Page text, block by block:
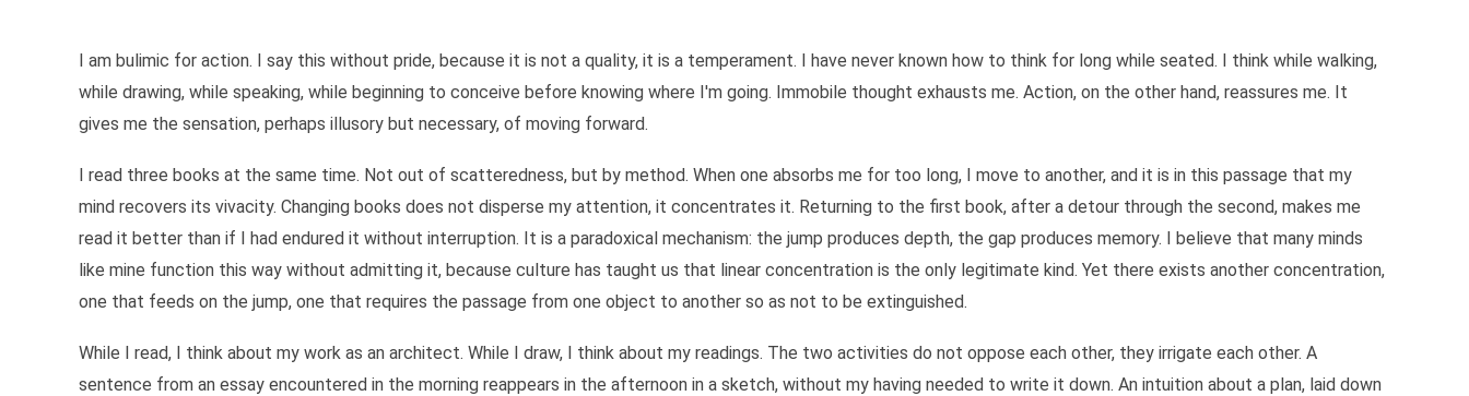
Je ne sais pas si mon mode de fonctionnement est généralisable, je ne pense pas qu'il soit recommandable à tous. Certains travaillent mieux dans la concentration unique, dans
Il y a des choses que l'on n'apprend pas à dompter. On apprend juste à ne plus s'en excuser., Manal Rachdi
I am bulimic for action. I say this without pride, because it is not a quality, it is a temperament. I have never known how to think for long while seated. I think while walking,
while drawing, while speaking, while beginning to conceive before knowing where I'm going. Immobile thought exhausts me. Action, on the other hand, reassures me. It
gives me the sensation, perhaps illusory but necessary, of moving forward.
I read three books at the same time. Not out of scatteredness, but by method. When one absorbs me for too long, I move to another, and it is in this passage that my
mind recovers its vivacity. Changing books does not disperse my attention, it concentrates it. Returning to the first book, after a detour through the second, makes me
read it better than if I had endured it without interruption. It is a paradoxical mechanism: the jump produces depth, the gap produces memory. I believe that many minds
like mine function this way without admitting it, because culture has taught us that linear concentration is the only legitimate kind. Yet there exists another concentration,
one that feeds on the jump, one that requires the passage from one object to another so as not to be extinguished.
While I read, I think about my work as an architect. While I draw, I think about my readings. The two activities do not oppose each other, they irrigate each other. A
sentence from an essay encountered in the morning reappears in the afternoon in a sketch, without my having needed to write it down. An intuition about a plan, laid down